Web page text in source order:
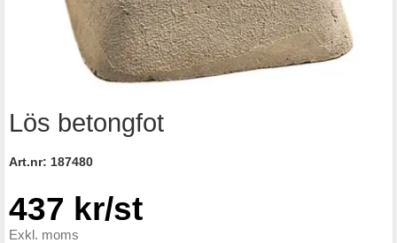
Lös betongfot
Art.nr: 187480
437 kr/st
Exkl. moms